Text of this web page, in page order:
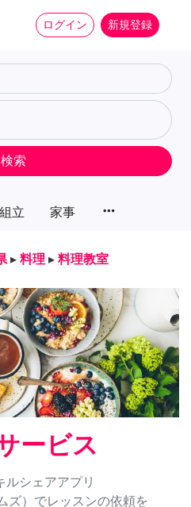
ログイン 新規登録
立 家事 more_horiz
検索
▸ 料理 ▸ 料理教室
ービス
ルシェアアプリ
ズ）でレッスンの依頼を